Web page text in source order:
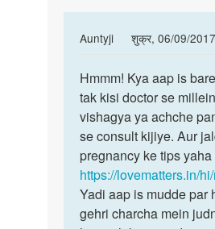
Auntyji
शुक्र, 06/09/2017
In
to
Sir
meri
shadi
ko
8
minth
ho
Hmmm!
Kya
aap
is
bare
mein
Hmmm! Kya aap is
tak kisi doctor se
vishagya ya achche
se consult kijiye. Aur
pregnancy ke tips
https://lovematters.in/
Yadi aap is mudde par
gehri charcha mein